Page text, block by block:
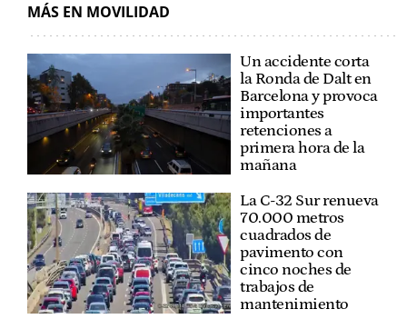
MÁS EN MOVILIDAD
Un accidente corta
la Ronda de Dalt en
Barcelona y provoca
importantes
retenciones a
primera hora de la
mañana
La C-32 Sur renueva
70.000 metros
cuadrados de
pavimento con
cinco noches de
trabajos de
mantenimiento